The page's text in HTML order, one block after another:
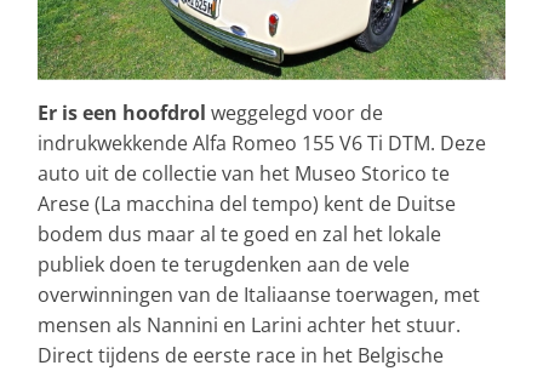
Er is een hoofdrol weggelegd voor de
indrukwekkende Alfa Romeo 155 V6 Ti DTM. Deze
auto uit de collectie van het Museo Storico te
Arese (La macchina del tempo) kent de Duitse
bodem dus maar al te goed en zal het lokale
publiek doen te terugdenken aan de vele
overwinningen van de Italiaanse toerwagen, met
mensen als Nannini en Larini achter het stuur.
Direct tijdens de eerste race in het Belgische